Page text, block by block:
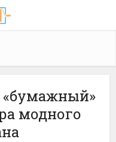
«бумажный»
модного